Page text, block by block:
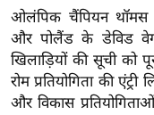
ऑ
टो
व
र्ल्ड
ओलंपिक चैंपियन थॉमस
और पोलैंड के डेविड
खिलाड़ियों की सूची को
रोम प्रतियोगिता की
और विकास